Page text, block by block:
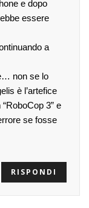
e dopo
essere
a
non se lo
è l’artefice
3” e
se fosse
RISPONDI